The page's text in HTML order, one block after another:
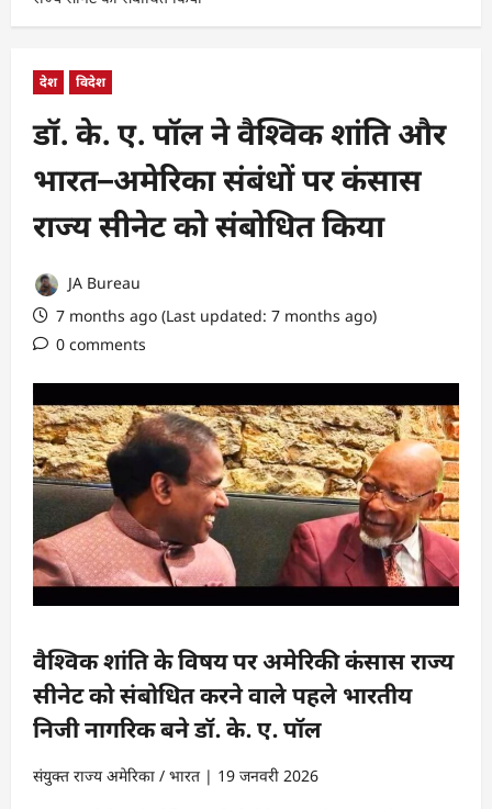
देश विदेश
डॉ. के. ए. पॉल ने वैश्विक शांति और
भारत–अमेरिका संबंधों पर कंसास
राज्य सीनेट को संबोधित किया
JA Bureau
7 months ago (Last updated: 7 months ago)
0 comments
वैश्विक शांति के विषय पर अमेरिकी कंसास राज्य
सीनेट को संबोधित करने वाले पहले भारतीय
निजी नागरिक बने डॉ. के. ए. पॉल
संयुक्त राज्य अमेरिका / भारत | 19 जनवरी 2026